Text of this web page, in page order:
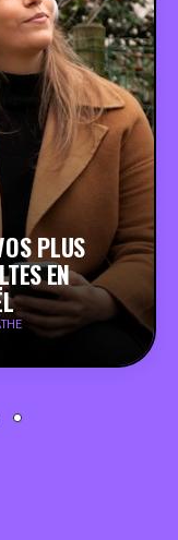
PLUS
EN